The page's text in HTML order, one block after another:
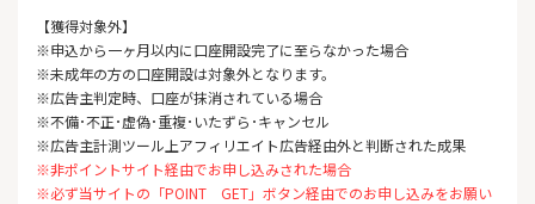
【獲得対象外】
※申込から一ヶ月以内に口座開設完了に至らなかった場合
※未成年の方の口座開設は対象外となります。
※広告主判定時、口座が抹消されている場合
※不備･不正･虚偽･重複･いたずら･キャンセル
※広告主計測ツール上アフィリエイト広告経由外と判断された成果
※非ポイントサイト経由でお申し込みされた場合
※必ず当サイトの「POINT GET」ボタン経由でのお申し込みをお願い